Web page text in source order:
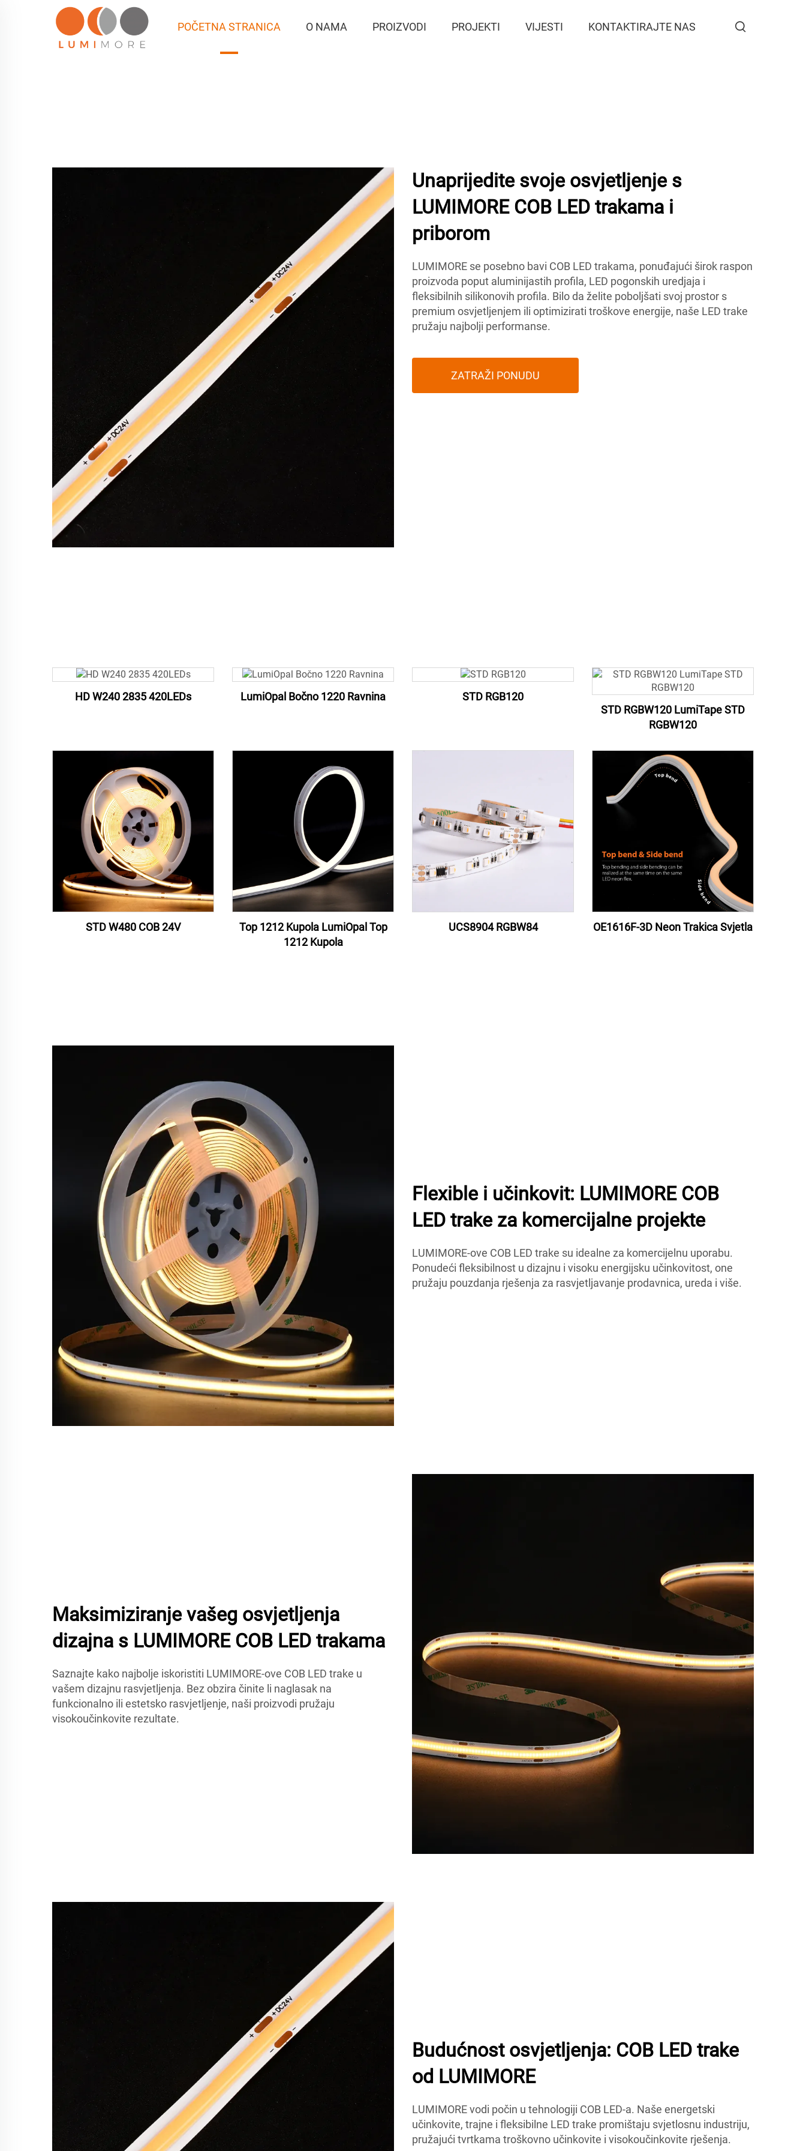
POČETNA STRANICA O NAMA PROIZVODI PROJEKTI VIJESTI KONTAKTIRAJTE NAS
Unaprijedite svoje osvjetljenje s
LUMIMORE COB LED trakama i
priborom
LUMIMORE se posebno bavi COB LED trakama, ponuđajući širok raspon
proizvoda poput aluminijastih profila, LED pogonskih uredjaja i
fleksibilnih silikonovih profila. Bilo da želite poboljšati svoj prostor s
premium osvjetljenjem ili optimizirati troškove energije, naše LED trake
pružaju najbolji performanse.
ZATRAŽI PONUDU
HD W240 2835 420LEDs LumiOpal Bočno 1220 Ravnina
STD RGB120
STD RGBW120 LumiTape STD
RGBW120
STD W480 COB 24V
Top 1212 Kupola LumiOpal Top
1212 Kupola
UCS8904 RGBW84 OE1616F-3D Neon Trakica Svjetla
Flexible i učinkovit: LUMIMORE COB
LED trake za komercijalne projekte
LUMIMORE-ove COB LED trake su idealne za komercijelnu uporabu.
Ponudeći fleksibilnost u dizajnu i visoku energijsku učinkovitost, one
pružaju pouzdanja rješenja za rasvjetljavanje prodavnica, ureda i više.
Maksimiziranje vašeg osvjetljenja
dizajna s LUMIMORE COB LED trakama
Saznajte kako najbolje iskoristiti LUMIMORE-ove COB LED trake u
vašem dizajnu rasvjetljenja. Bez obzira činite li naglasak na
funkcionalno ili estetsko rasvjetljenje, naši proizvodi pružaju
visokoučinkovite rezultate.
Budućnost osvjetljenja: COB LED trake
od LUMIMORE
LUMIMORE vodi počin u tehnologiji COB LED-a. Naše energetski
učinkovite, trajne i fleksibilne LED trake promištaju svjetlosnu industriju,
pružajući tvrtkama troškovno učinkovite i visokoučinkovite rješenja.